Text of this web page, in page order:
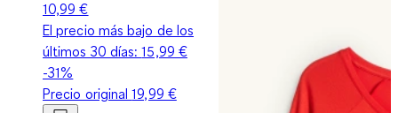
10,99 €
El precio más bajo de los
últimos 30 días:15,99 €
-31%
Precio original19,99 €